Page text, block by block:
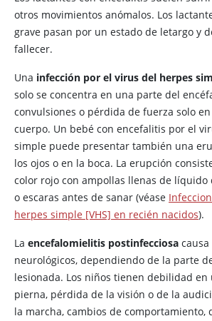
otros movimientos anómalos. Los
grave pasan por un estado de letargo y
fallecer.
Una infección por el virus del herpes
solo se concentra en una parte del
convulsiones o pérdida de fuerza solo
cuerpo. Un bebé con encefalitis por el
simple puede presentar también una
los ojos o en la boca. La erupción
color rojo con ampollas llenas de líquido
o escaras antes de sanar (véase
herpes simple [VHS] en recién nacidos).
La encefalomielitis postinfecciosa
neurológicos, dependiendo de la parte
lesionada. Los niños tienen debilidad en
pierna, pérdida de la visión o de la
la marcha, cambios de comportamiento,